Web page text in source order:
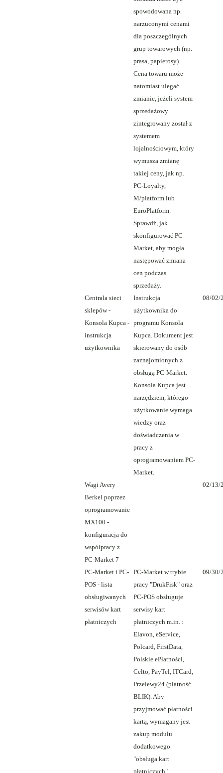
spowodowana np.
narzuconymi cenami
dla poszczególnych
grup towarowych (np.
prasa, papierosy).
Cena towaru może
natomiast ulegać
zmianie, jeżeli system
sprzedażowy
zintegrowany został z
systemem
lojalnościowym, który
wymusza zmianę
takiej ceny, jak np.
PC-Loyalty,
M/platform lub
EuroPlatform.
Sprawdź, jak
skonfigurować PC-
Market, aby mogła
następować zmiana
cen podczas
sprzedaży.
Centrala sieci
sklepów -
Konsola Kupca -
instrukcja
użytkownika
Instrukcja
użytkownika do
programu Konsola
Kupca. Dokument jest
skierowany do osób
zaznajomionych z
obsługą PC-Market.
Konsola Kupca jest
narzędziem, którego
użytkowanie wymaga
wiedzy oraz
doświadczenia w
pracy z
oprogramowaniem PC-
Market.
08/02/
Wagi Avery
Berkel poprzez
oprogramowanie
MX100 -
konfiguracja do
współpracy z
PC-Market 7
02/13/
PC-Market i PC-
POS - lista
obsługiwanych
serwisów kart
płatniczych
PC-Market w trybie
pracy "DrukFisk" oraz
PC-POS obsługuje
serwisy kart
płatniczych m.in. :
Elavon, eService,
Polcard, FirstData,
Polskie ePłatności,
Celto, PayTel, ITCard,
Przelewy24 (płatność
BLIK). Aby
przyjmować płatności
kartą, wymagany jest
zakup modułu
dodatkowego
"obsługa kart
płatniczych".
09/30/